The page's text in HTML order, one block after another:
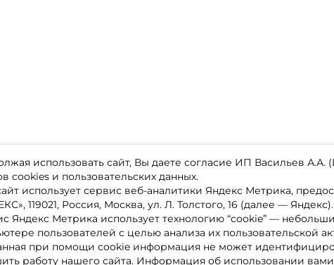
использовать сайт, Вы даете согласие ИП Васильев А.А.
cookies и пользовательских данных.
использует сервис веб-аналитики Яндекс Метрика,
119021, Россия, Москва, ул. Л. Толстого, 16 (далее — Яндекс).
Яндекс Метрика использует технологию “cookie” —
пользователей с целью анализа их пользовательской
при помощи cookie информация не может
работу нашего сайта. Информация об использовании
О магазине
Доставка
Оплата
Fox-bonus
Гуру
Каталог
Акции
Новинки
Бренды